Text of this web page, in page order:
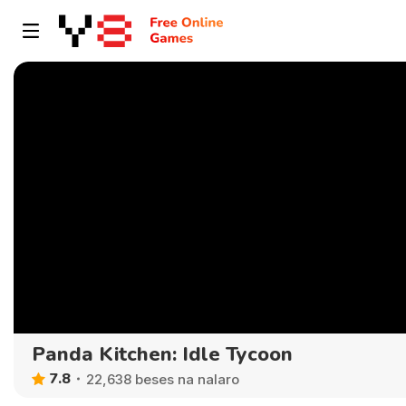
Panda Kitchen: Idle Tycoon
7.8 22,638 beses na nalaro